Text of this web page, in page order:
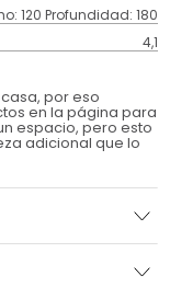
120 Profundidad: 180
4,1
por eso
en la página para
espacio, pero esto
adicional que lo